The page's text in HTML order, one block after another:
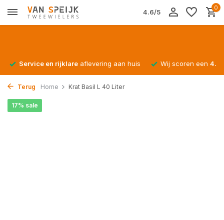
4.6/5
0
Service en rijklare aflevering aan huis Wij scoren een
Terug Home Krat Basil L 40 Liter
17% sale